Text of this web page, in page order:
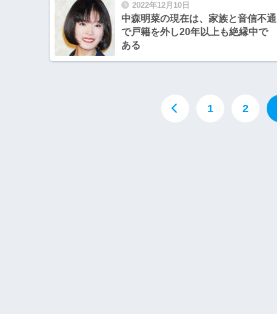
2022年12月10日
中森明菜の現在は、家族と音信不通
で戸籍を外し20年以上も絶縁中で
ある
1 2